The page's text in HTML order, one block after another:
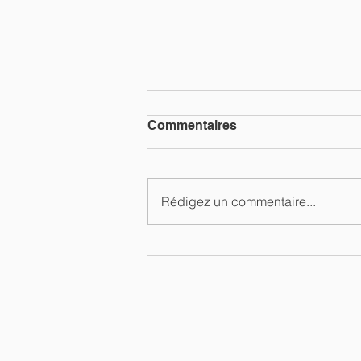
Commentaires
Rédigez un commentaire...